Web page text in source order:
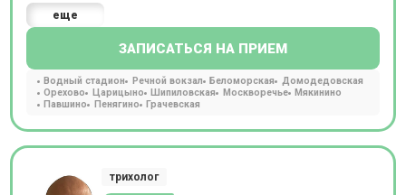
еще
ЗАПИСАТЬСЯ НА ПРИЕМ
Водный стадион Речной вокзал Беломорская
Домодедовская
Орехово
Царицыно Шипиловская Москворечье Мякинино
Павшино
Пенягино Грачевская
трихолог